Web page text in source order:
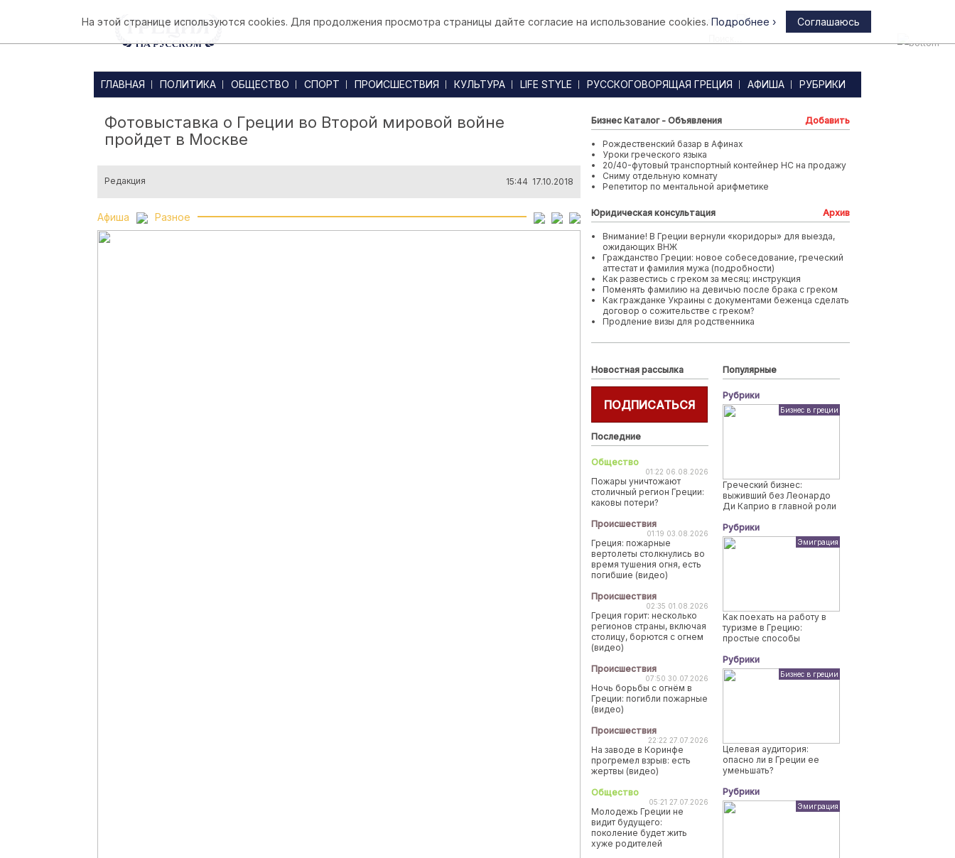
Афины
ГЛАВНАЯ ПОЛИТИКА ОБЩЕСТВО СПОРТ ПРОИСШЕСТВИЯ КУЛЬТУРА LIFE STYLE РУССКОГОВОРЯЩАЯ ГРЕЦИЯ АФИША РУБРИКИ
Фотовыставка о Греции во Второй мировой войне
пройдет в Москве
Редакция 15:44 17.10.2018
Афиша Разное
Бизнес Каталог - Объявления Добавить
Рождественский базар в Афинах
Уроки греческого языка
20/40-футовый транспортный контейнер HC на продажу
Сниму отдельную комнату
Репетитор по ментальной арифметике
Юридическая консультация Архив
Внимание! В Греции вернули «коридоры» для выезда,
ожидающих ВНЖ
Гражданство Греции: новое собеседование, греческий
аттестат и фамилия мужа (подробности)
Как развестись с греком за месяц: инструкция
Поменять фамилию на девичью после брака с греком
Как гражданке Украины с документами беженца сделать
договор о сожительстве с греком?
Продление визы для родственника
Новостная рассылка
ПОДПИСАТЬСЯ
Последние
Общество
01:22 06.08.2026
Пожары уничтожают
столичный регион Греции:
каковы потери?
Происшествия
01:19 03.08.2026
Греция: пожарные
вертолеты столкнулись во
время тушения огня, есть
погибшие (видео)
Происшествия
02:35 01.08.2026
Греция горит: несколько
регионов страны, включая
столицу, борются с огнем
(видео)
Происшествия
07:50 30.07.2026
Ночь борьбы с огнём в
Греции: погибли пожарные
(видео)
Происшествия
22:22 27.07.2026
На заводе в Коринфе
прогремел взрыв: есть
жертвы (видео)
Общество
05:21 27.07.2026
Молодежь Греции не
видит будущего:
поколение будет жить
хуже родителей
Популярные
Рубрики
Бизнес в греции
Греческий бизнес:
выживший без Леонардо
Ди Каприо в главной роли
Рубрики
Эмиграция
Как поехать на работу в
туризме в Грецию:
простые способы
Рубрики
Бизнес в греции
Целевая аудитория:
опасно ли в Греции ее
уменьшать?
Рубрики
Эмиграция
На этой странице используются cookies. Для продолжения просмотра страницы дайте согласие на использование cookies. Подробнее › Соглашаюсь